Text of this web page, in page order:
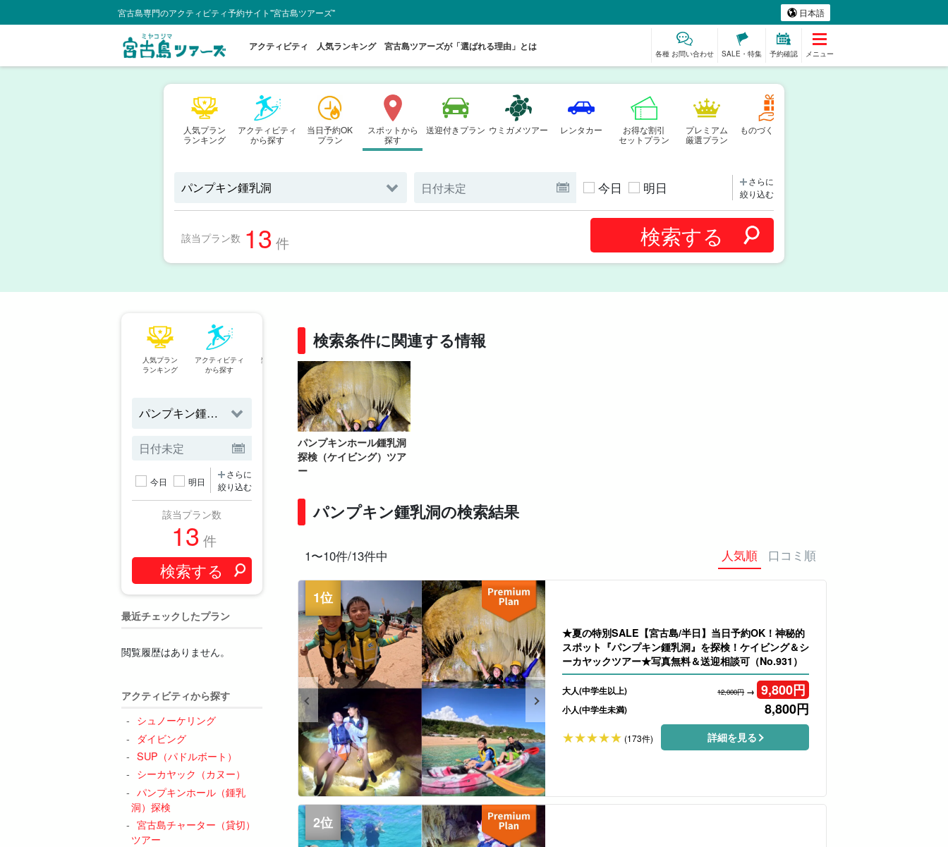
宮古島専門のアクティビティ予約サイト"宮古島ツアーズ" 日本語
アクティビティ 人気ランキング 宮古島ツアーズが「選ばれる理由」とは
各種 お問い合わせ SALE・特集 予約確認 メニュー
人気プラン
ランキング
アクティビティ
から探す
当日予約OK
プラン
スポットから
探す
送迎付きプラン ウミガメツアー レンタカー
お得な割引
セットプラン
プレミアム
厳選プラン
ものづくり体験
今日 明日
さらに
絞り込む
該当プラン数 13 件
人気プラン
ランキング
アクティビティ
から探す
当日予約OK
スポットから
探す
送迎付きプラン
今日 明日
さらに
絞り込む
該当プラン数
13 件
最近チェックしたプラン
閲覧履歴はありません。
アクティビティから探す
シュノーケリング
ダイビング
SUP（パドルボート）
シーカヤック（カヌー）
パンプキンホール（鍾乳
洞）探検
宮古島チャーター（貸切）
ツアー
検索条件に関連する情報
パンプキンホール鍾乳洞
探検（ケイビング）ツア
ー
パンプキン鍾乳洞の検索結果
1〜10件/13件中 人気順 口コミ順
★夏の特別SALE【宮古島/半日】当日予約OK！神秘的
スポット『パンプキン鍾乳洞』を探検！ケイビング＆シ
ーカヤックツアー★写真無料＆送迎相談可（No.931）
大人(中学生以上) 12,000円→ 9,800円
小人(中学生未満) 8,800円
(173件) 詳細を見る